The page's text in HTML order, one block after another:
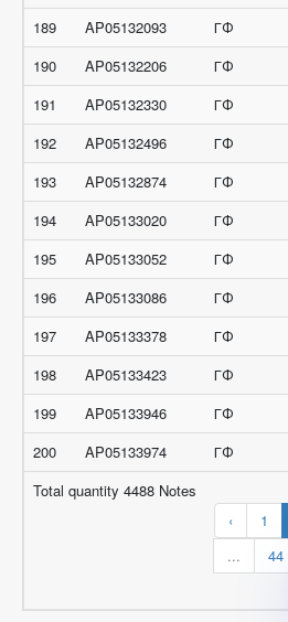
189
AP05132093 ГФ
190
AP05132206 ГФ
191
AP05132330 ГФ
192
AP05132496 ГФ
193
AP05132874 ГФ
194
AP05133020 ГФ
195
AP05133052 ГФ
196
AP05133086 ГФ
197
AP05133378 ГФ
198
AP05133423 ГФ
199
AP05133946 ГФ
200
AP05133974 ГФ
Total quantity 4488 Notes
‹
1
...
44